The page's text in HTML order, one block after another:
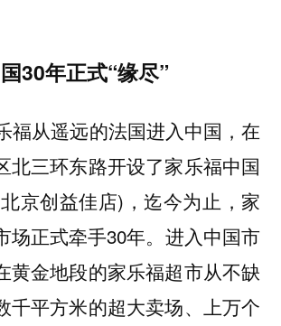
30年正式“缘尽”
福从遥远的法国进入中国，在
北三环东路开设了家乐福中国
京创益佳店)，迄今为止，家
场正式牵手30年。进入中国市
黄金地段的家乐福超市从不缺
千平方米的超大卖场、上万个